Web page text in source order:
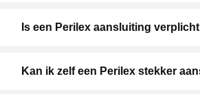
Is een Perilex aansluiting
Kan ik zelf een Perilex stekker